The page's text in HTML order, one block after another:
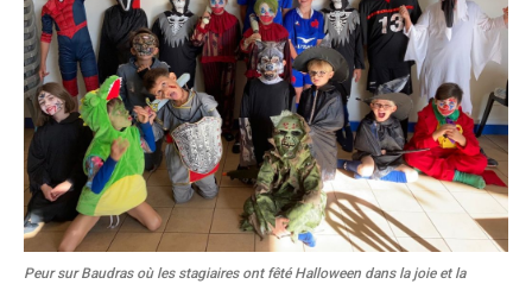
Peur sur Baudras où les stagiaires ont fêté Halloween dans la joie et la